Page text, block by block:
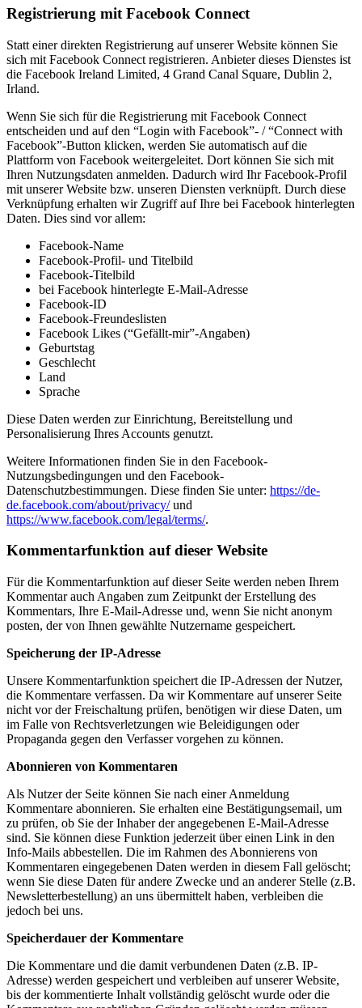
Registrierung mit Facebook Connect
Statt einer direkten Registrierung auf unserer Website können Sie
sich mit Facebook Connect registrieren. Anbieter dieses Dienstes ist
die Facebook Ireland Limited, 4 Grand Canal Square, Dublin 2,
Irland.
Wenn Sie sich für die Registrierung mit Facebook Connect
entscheiden und auf den “Login with Facebook”- / “Connect with
Facebook”-Button klicken, werden Sie automatisch auf die
Plattform von Facebook weitergeleitet. Dort können Sie sich mit
Ihren Nutzungsdaten anmelden. Dadurch wird Ihr Facebook-Profil
mit unserer Website bzw. unseren Diensten verknüpft. Durch diese
Verknüpfung erhalten wir Zugriff auf Ihre bei Facebook hinterlegten
Daten. Dies sind vor allem:
Facebook-Name
Facebook-Profil- und Titelbild
Facebook-Titelbild
bei Facebook hinterlegte E-Mail-Adresse
Facebook-ID
Facebook-Freundeslisten
Facebook Likes (“Gefällt-mir”-Angaben)
Geburtstag
Geschlecht
Land
Sprache
Diese Daten werden zur Einrichtung, Bereitstellung und
Personalisierung Ihres Accounts genutzt.
Weitere Informationen finden Sie in den Facebook-
Nutzungsbedingungen und den Facebook-
Datenschutzbestimmungen. Diese finden Sie unter: https://de-
de.facebook.com/about/privacy/und
https://www.facebook.com/legal/terms/.
Kommentarfunktion auf dieser Website
Für die Kommentarfunktion auf dieser Seite werden neben Ihrem
Kommentar auch Angaben zum Zeitpunkt der Erstellung des
Kommentars, Ihre E-Mail-Adresse und, wenn Sie nicht anonym
posten, der von Ihnen gewählte Nutzername gespeichert.
Speicherung der IP-Adresse
Unsere Kommentarfunktion speichert die IP-Adressen der Nutzer,
die Kommentare verfassen. Da wir Kommentare auf unserer Seite
nicht vor der Freischaltung prüfen, benötigen wir diese Daten, um
im Falle von Rechtsverletzungen wie Beleidigungen oder
Propaganda gegen den Verfasser vorgehen zu können.
Abonnieren von Kommentaren
Als Nutzer der Seite können Sie nach einer Anmeldung
Kommentare abonnieren. Sie erhalten eine Bestätigungsemail, um
zu prüfen, ob Sie der Inhaber der angegebenen E-Mail-Adresse
sind. Sie können diese Funktion jederzeit über einen Link in den
Info-Mails abbestellen. Die im Rahmen des Abonnierens von
Kommentaren eingegebenen Daten werden in diesem Fall gelöscht;
wenn Sie diese Daten für andere Zwecke und an anderer Stelle (z.B.
Newsletterbestellung) an uns übermittelt haben, verbleiben die
jedoch bei uns.
Speicherdauer der Kommentare
Die Kommentare und die damit verbundenen Daten (z.B. IP-
Adresse) werden gespeichert und verbleiben auf unserer Website,
bis der kommentierte Inhalt vollständig gelöscht wurde oder die